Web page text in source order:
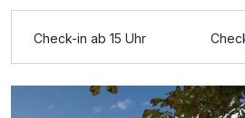
Check-in ab 15 Uhr